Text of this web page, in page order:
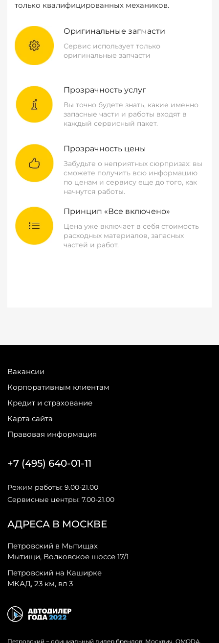
только квалифицированных механиков.
Оригинальные запчасти
Сервис использует только
оригинальные запчасти
Прозрачность услуг
Вы точно будете знать, какие именно
запасные части и работы входят в
каждый сервисный пакет.
Прозрачность цены
Забудьте о неприятных сюрпризах: вы
сможете получить всю информацию
по ценам и сервису еще до того, как
начнутся работы.
Принцип «Все включено»
Цена уже включает в себя стоимость
расходных материалов, запасных
частей и работ.
Вакансии
Корпоративным клиентам
Кредит и страхование
Карта сайта
Правовая информация
АДРЕСА В МОСКВЕ
Петровский в Мытищах
Мытищи, Волковское шоссе 17/1
Петровский на Каширке
МКАД, 23 км, вл 3
+7 (495) 640-01-11
Режим работы: 9.00-21.00
Сервисные центры: 7.00-21.00
Петровский − официальный дилер брендов: Москвич, OMODA,